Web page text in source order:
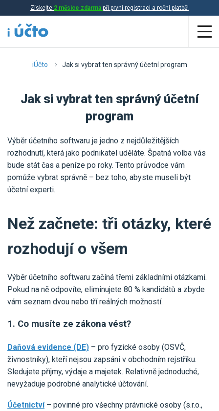
Získejte 2 měsíce zdarma při první registraci a roční platbě!
Aplikace
Daňová evidence
Přehled funkcí
Online účetnictví
Propojení s bankou
Účetní a manažerské reporty
One Stop Shop (OSS)
Všechny funkce
Ceník
Pro uživatele iÚčto
Poptávka účetních služeb
Pro firmy
Pro živnostníky
Pro spolky Blog Kontakt
VYZKOUŠET ZDARMA PŘIHLÁSIT SE
iÚčto Jak si vybrat ten správný účetní program
Jak si vybrat ten správný účetní
program
Výběr účetního softwaru je jedno z nejdůležitějších
rozhodnutí, která jako podnikatel uděláte. Špatná volba vás
bude stát čas a peníze po roky. Tento průvodce vám
pomůže vybrat správně – bez toho, abyste museli být
účetní experti.
Než začnete: tři otázky, které
rozhodují o všem
Výběr účetního softwaru začíná třemi základními otázkami.
Pokud na ně odpovíte, eliminujete 80 % kandidátů a zbyde
vám seznam dvou nebo tří reálných možností.
1. Co musíte ze zákona vést?
Daňová evidence (DE) – pro fyzické osoby (OSVČ,
živnostníky), kteří nejsou zapsáni v obchodním rejstříku.
Sledujete příjmy, výdaje a majetek. Relativně jednoduché,
nevyžaduje podrobné analytické účtování.
Účetnictví– povinné pro všechny právnické osoby (s.r.o.,